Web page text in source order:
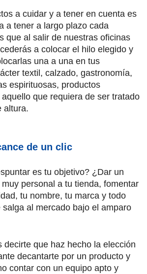
a cuidar y a tener en cuenta es
a tener a largo plazo cada
que al salir de nuestras oficinas
a colocar el hilo elegido y
una a una en tus
textil, calzado, gastronomía,
espirituosas, productos
que requiera de ser tratado
altura.
de un clic
es tu objetivo? ¿Dar un
personal a tu tienda, fomentar
tu nombre, tu marca y todo
al mercado bajo el amparo
decirte que haz hecho la elección
decantarte por un producto y
contar con un equipo apto y